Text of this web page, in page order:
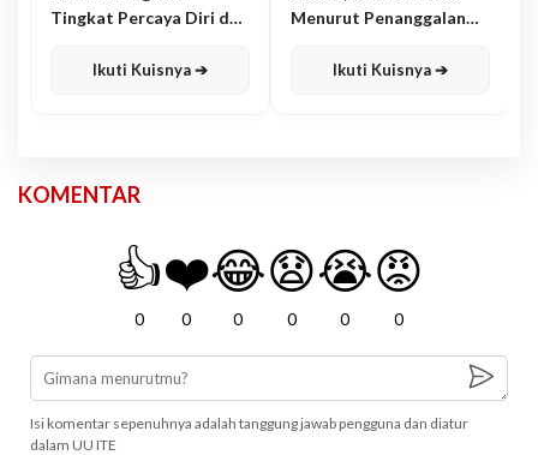
Tingkat Percaya Diri dan
Ikuti Kuisnya ➔
Menurut Penanggalan
Ikuti Kuisnya ➔
KOMENTAR
👍
0
❤️
0
😂
0
😧
0
😭
0
😡
0
Isi komentar sepenuhnya adalah tanggung jawab pengguna dan diatur
dalam UU ITE